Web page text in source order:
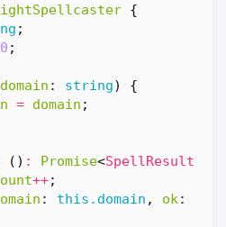
{
;
0 ;
domain : string)
{
= domain ;
() : Promise<SpellResult
++;
: this.domain , ok: